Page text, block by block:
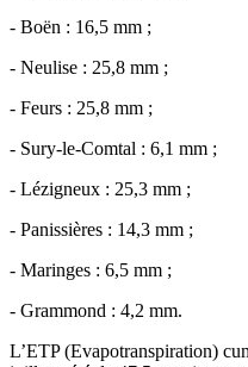
- Boën : 16,5 mm ;
- Neulise : 25,8 mm ;
- Feurs : 25,8 mm ;
- Sury-le-Comtal : 6,1 mm ;
- Lézigneux : 25,3 mm ;
- Panissières : 14,3 mm ;
- Maringes : 6,5 mm ;
- Grammond : 4,2 mm.
L’ETP (Evapotranspiration)